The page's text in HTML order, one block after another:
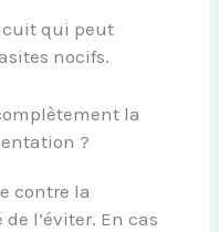
cuit qui peut
nocifs.
la
?
contre la
l’éviter. En cas